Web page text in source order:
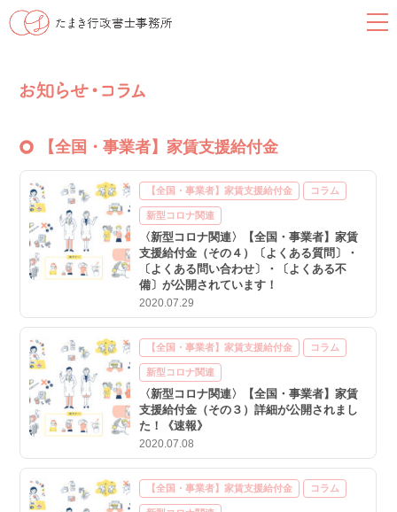
【全国・事業者】家賃支援給付金
【全国・事業者】家賃支援給付金 コラム
新型コロナ関連
〈新型コロナ関連〉【全国・事業者】家賃
支援給付金（その４）〔よくある質問〕・
〔よくある問い合わせ〕・〔よくある不
備〕が公開されています！
2020.07.29
【全国・事業者】家賃支援給付金 コラム
新型コロナ関連
〈新型コロナ関連〉【全国・事業者】家賃
支援給付金（その３）詳細が公開されまし
た！《速報》
2020.07.08
【全国・事業者】家賃支援給付金 コラム